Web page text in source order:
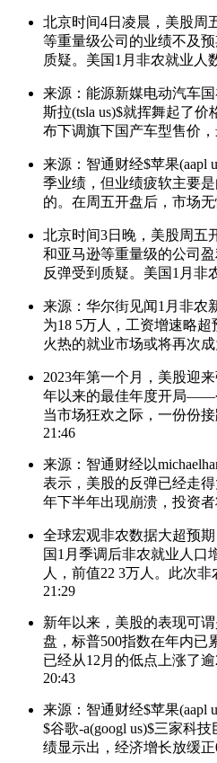
北京时间4日凌晨，美股周
等重量级公司的业绩不及
质疑。美国1月非农就业人
来源：能源新媒电动汽车
斯拉(tsla us)$就挥舞起了
布下调旗下国产车型售价
来源：智通财经$苹果(aapl
季业绩，但业绩疲软主要
的。在周五开盘后，市场
北京时间3日晚，美股周五
和亚马逊等重量级的公司
反弹受到质疑。美国1月非
来源：华尔街见闻1月非农
为18 5万人，工资增速略超
火热的就业市场或将再次
2023年第一个月，美股迎
年以来的最佳年度开局——
当市场狂欢之际，一份份
21:46
来源：智通财经以
表示，美股的反弹已经走
年下半年出现崩溃，投资
全球宏观非农数据大超预
国1月季调后非农就业人口
人，前值22 3万人。此次
21:29
新年以来，美股的表现可
盘，标普500指数在年内已
已经从12月的低点上涨了
20:43
来源：智通财经$苹果(aapl
$谷歌-a(googl us)$三家科
绩显示出，经济增长放缓正